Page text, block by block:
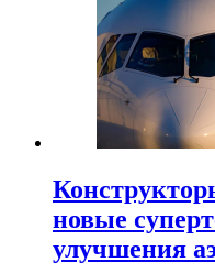
новые
улучшения